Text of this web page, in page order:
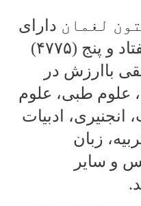
لغمان دارای
و پنج (۴۷۷۵)
باارزش در
علوم طبی، علوم
ادبیات
زبان
و سایر
.